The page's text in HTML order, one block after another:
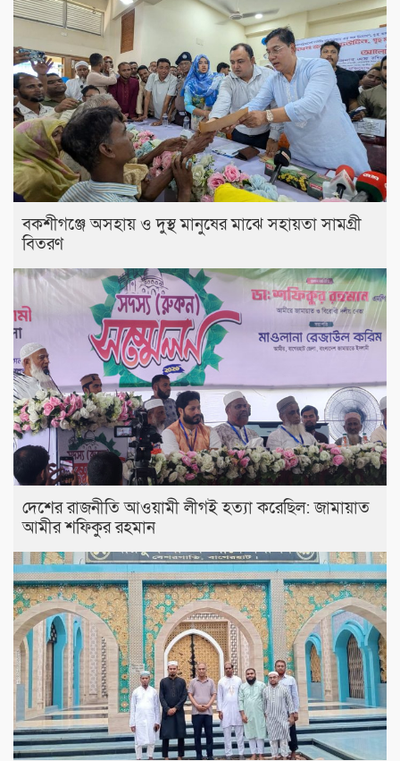
বকশীগঞ্জে অসহায় ও দুস্থ মানুষের মাঝে সহায়তা সামগ্রী
বিতরণ
দেশের রাজনীতি আওয়ামী লীগই হত্যা করেছিল: জামায়াত
আমীর শফিকুর রহমান